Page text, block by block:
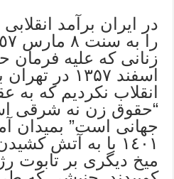
اسفند ۱۳۵۷
انقلاب نکردیم که به
“حقوق زن نه شرقی
جهانی است” بمیدان
١٤٠١ با به آتش
میخ دیگری بر تابوت